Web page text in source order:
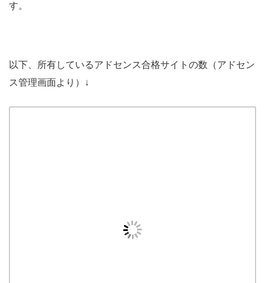
す。
以下、所有しているアドセンス合格サイトの数（アドセン
ス管理画面より）↓